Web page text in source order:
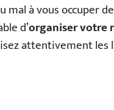
mal à vous occuper
d’organiser votre
attentivement les